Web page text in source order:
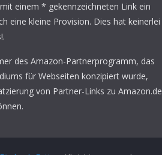
einem * gekennzeichneten Link ein
eine kleine Provision. Dies hat keinerlei
des Amazon-Partnerprogramm, das
für Webseiten konzipiert wurde,
von Partner-Links zu Amazon.de